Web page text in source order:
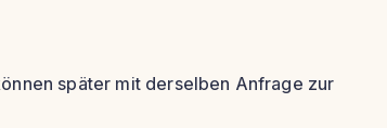
später mit derselben Anfrage zur